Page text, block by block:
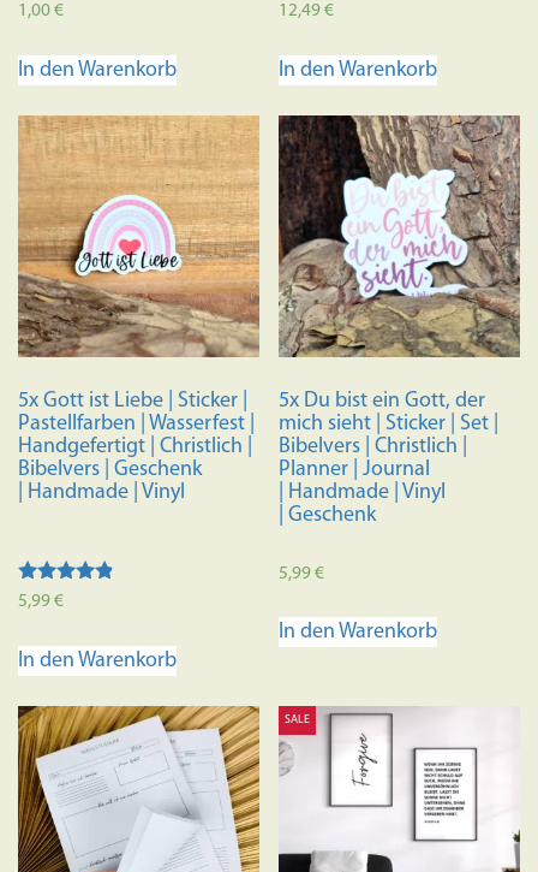
1,00€
In den Warenkorb
12,49€
In den Warenkorb
5x Gott ist Liebe | Sticker |
Pastellfarben | Wasserfest |
Handgefertigt | Christlich |
Bibelvers | Geschenk
| Handmade | Vinyl
Bewertet
von 5
5,99€
In den Warenkorb
5x Du bist ein Gott, der
mich sieht | Sticker | Set |
Bibelvers | Christlich |
Planner | Journal
| Handmade | Vinyl
| Geschenk
5,99€
In den Warenkorb
SALE